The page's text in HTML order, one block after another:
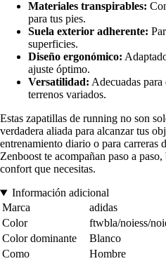
Materiales transpirables:
para tus pies.
Suela exterior adherente:
superficies.
Diseño ergonómico:
ajuste óptimo.
Versatilidad: Adecuadas para
terrenos variados.
Estas zapatillas de running no son
verdadera aliada para alcanzar tus
entrenamiento diario o para carreras
Zenboost te acompañan paso a
confort que necesitas.
Información adicional
Marca
adidas
Color
ftwbla/noiess/
Color dominante
Blanco
Como
Hombre